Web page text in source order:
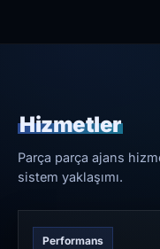
Hizmetler
Parça parça ajans
sistem yaklaşımı.
Performans